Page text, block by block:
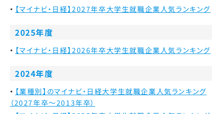
【マイナビ・日経】2027年卒大学生就職企業人気ランキング
2025年度
【マイナビ・日経】2026年卒大学生就職企業人気ランキング
2024年度
【業種別】のマイナビ・日経大学生就職企業人気ランキング
（2027年卒～2013年卒）